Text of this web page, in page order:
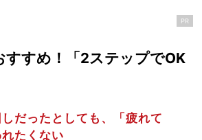
PR
すすめ！「2ステップでOK
だったとしても、「疲れて
たくない